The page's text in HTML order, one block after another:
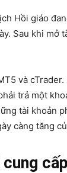
Hồi giáo
Sau khi mở
và
trả một
tài khoản
càng tăng
cấp